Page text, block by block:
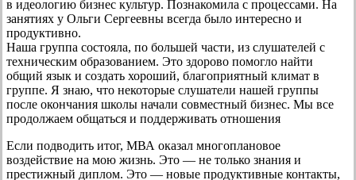
в идеологию бизнес культур. Познакомила с процессами. На
занятиях у Ольги Сергеевны всегда было интересно и
продуктивно.
Наша группа состояла, по большей части, из слушателей с
техническим образованием. Это здорово помогло найти
общий язык и создать хороший, благоприятный климат в
группе. Я знаю, что некоторые слушатели нашей группы
после окончания школы начали совместный бизнес. Мы все
продолжаем общаться и поддерживать отношения
Если подводить итог, МВА оказал многоплановое
воздействие на мою жизнь. Это — не только знания и
престижный диплом. Это — новые продуктивные контакты,